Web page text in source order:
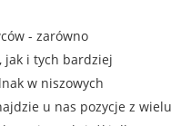
- zarówno
jak i tych bardziej
w niszowych
u nas pozycje z wielu